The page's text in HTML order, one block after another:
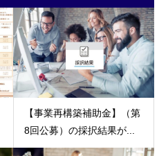
【事業再構築補助金】（第
8回公募）の採択結果が...